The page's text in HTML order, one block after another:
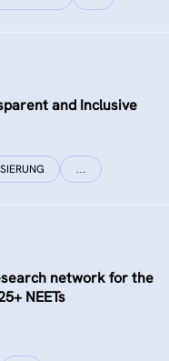
and Inclusive
…
network for the
NEETs